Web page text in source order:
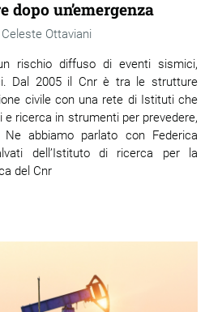
dopo un’emergenza
Celeste Ottaviani
rischio diffuso di eventi sismici,
Dal 2005 il Cnr è tra le strutture
civile con una rete di Istituti che
ricerca in strumenti per prevedere,
abbiamo parlato con Federica
dell’Istituto di ricerca per la
del Cnr